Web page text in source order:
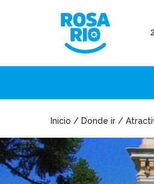
Inicio / Donde ir /